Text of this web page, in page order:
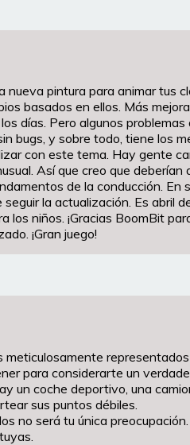
nueva pintura para animar
basados en ellos. Más
días. Pero algunos
bugs, y sobre todo, tiene los
con este tema. Hay gente
Así que creo que
de la conducción.
seguir la actualización. Es
los niños. ¡Gracias BoomBit
¡Gran juego!
para considerarte un
un coche deportivo, una
sus puntos débiles.
no será tu única